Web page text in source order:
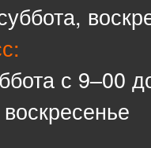
с 9–00